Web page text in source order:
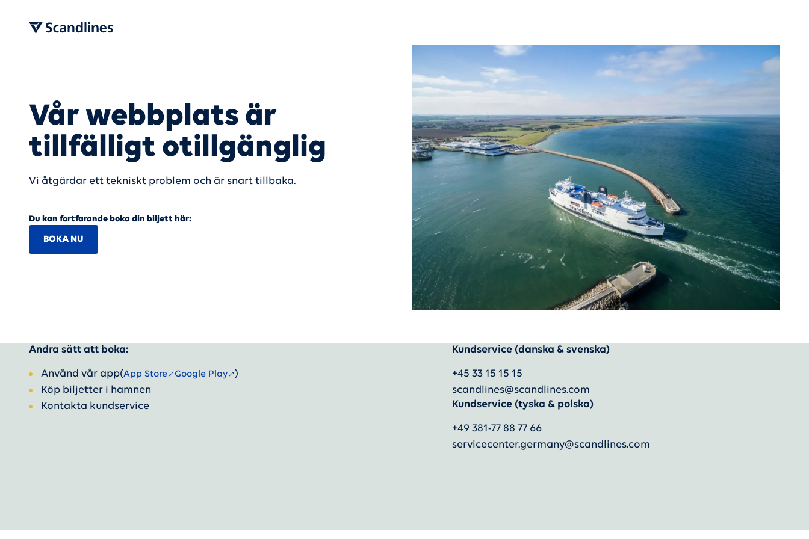
Vår webbplats är
tillfälligt otillgänglig
Vi åtgärdar ett tekniskt problem och är snart tillbaka.
Du kan fortfarande boka din biljett här:
BOKA NU
Andra sätt att boka:
Använd vår app(App Store Google Play
)
Köp biljetter i hamnen
Kontakta kundservice
Kundservice (danska & svenska)
+45 33 15 15 15
scandlines@scandlines.com
Kundservice (tyska & polska)
+49 381-77 88 77 66
servicecenter.germany@scandlines.com